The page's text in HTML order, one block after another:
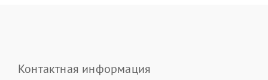
Контактная информация